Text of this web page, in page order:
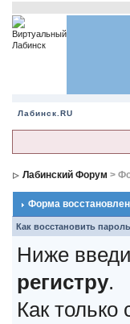
Лабинск.RU
Лабинский Форум >
Форма
Как восстановить пароль
Ниже
регистру.
Как